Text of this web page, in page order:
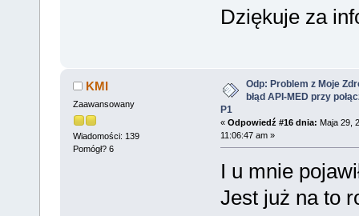
Dziękuje za
KMI
Zaawansowany
Wiadomości: 139
Pomógł? 6
Odp: Problem z Moje
błąd API-MED przy
P1
« Odpowiedź #16 dnia: Maja 29,
11:06:47 am »
I u mnie
Jest już na to